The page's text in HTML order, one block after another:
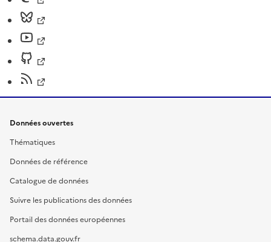
Données ouvertes
Thématiques
Données de référence
Catalogue de données
Suivre les publications des données
Portail des données européennes
schema.data.gouv.fr